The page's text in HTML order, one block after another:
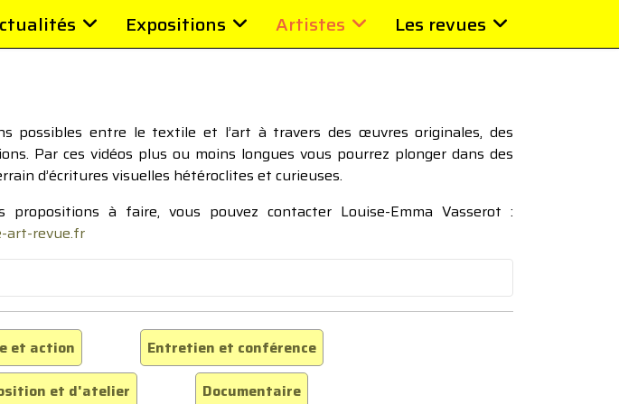
Expositions Artistes Les revues
possibles entre le textile et l’art à travers des œuvres originales, des
Par ces vidéos plus ou moins longues vous pourrez plonger dans des
d’écritures visuelles hétéroclites et curieuses.
à faire, vous pouvez contacter Louise-Emma Vasserot :
art-revue.fr
et action
Entretien et conférence
et d'atelier Documentaire